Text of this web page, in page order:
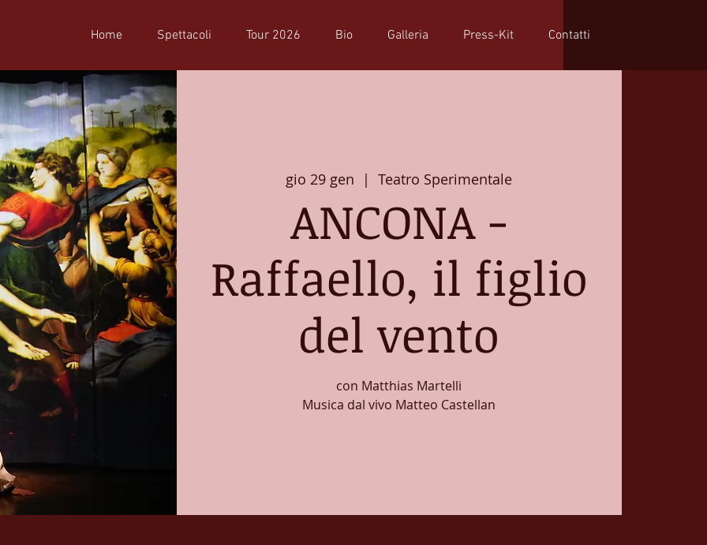
Home Spettacoli Tour 2026 Bio Galleria Press-Kit Contatti
gio 29 gen
  |
Teatro Sperimentale
ANCONA -
Raffaello, il figlio
del vento
con Matthias Martelli
Musica dal vivo Matteo Castellan